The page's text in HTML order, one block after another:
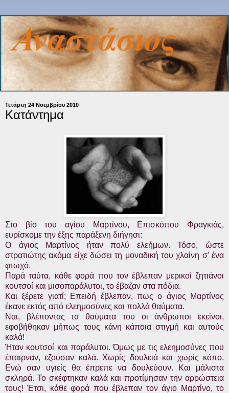
Τετάρτη 24 Νοεμβρίου 2010
Κατάντημα
Στο βίο του αγίου Μαρτίνου, Επισκόπου Φραγκιάς,
ευρίσκομε την έξης παράξενη διήγησι:
Ο άγιος Μαρτίνος ήταν πολύ ελεήμων. Τόσο, ώστε
στρατιώτης ακόμα είχε δώσει τη μοναδική του χλαίνη σ' ένα
φτωχό.
Παρά ταύτα, κάθε φορά που τον έβλεπαν μερικοί ζητιάνοι
κουτσοί και μισοπαράλυτοι, το έβαζαν στα πόδια.
Και ξέρετε γιατί; Επειδή έβλεπαν, πως ο άγιος Μαρτίνος
έκανε εκτός από ελεημοσύνες και πολλά θαύματα.
Ναι, βλέποντας τα θαύματα του οι άνθρωποι εκείνοι,
εφοβήθηκαν μήπως τους κάνη κάποια στιγμή και αυτούς
καλά!
Ήταν κουτσοί και παράλυτοι. Όμως με τις ελεημοσύνες που
έπαιρναν, εζούσαν καλά. Χωρίς δουλειά και χωρίς κόπο.
Ενώ σαν υγιείς θα έπρεπε να δουλεύουν. Και μάλιστα
σκληρά. Το σκέφτηκαν καλά και προτίμησαν την αρρώστεια
τους! Έτσι, κάθε φορά που έβλεπαν τον άγιο Μαρτίνο, το